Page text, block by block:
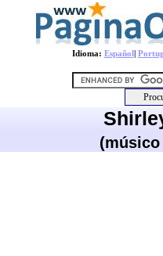
Idioma: Español|